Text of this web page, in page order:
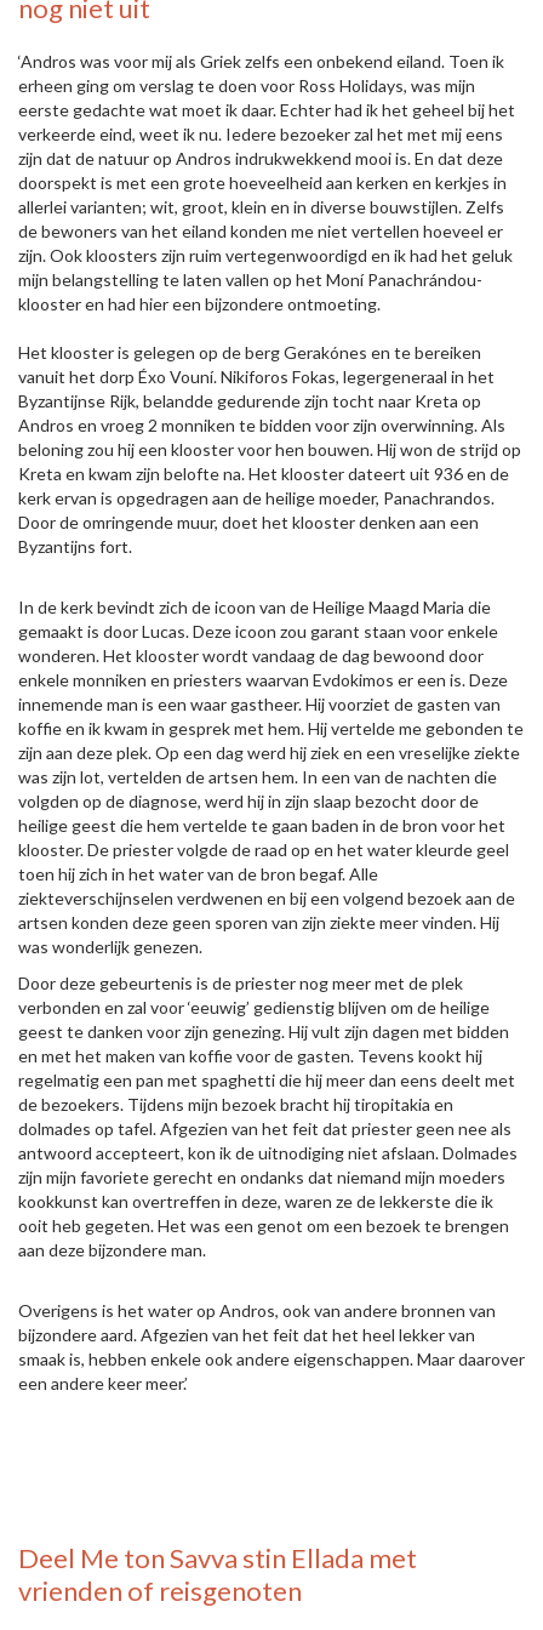
nog niet uit
‘Andros was voor mij als Griek zelfs een onbekend eiland. Toen ik
erheen ging om verslag te doen voor Ross Holidays, was mijn
eerste gedachte wat moet ik daar. Echter had ik het geheel bij het
verkeerde eind, weet ik nu. Iedere bezoeker zal het met mij eens
zijn dat de natuur op Andros indrukwekkend mooi is. En dat deze
doorspekt is met een grote hoeveelheid aan kerken en kerkjes in
allerlei varianten; wit, groot, klein en in diverse bouwstijlen. Zelfs
de bewoners van het eiland konden me niet vertellen hoeveel er
zijn. Ook kloosters zijn ruim vertegenwoordigd en ik had het geluk
mijn belangstelling te laten vallen op het Moní Panachrándou-
klooster en had hier een bijzondere ontmoeting.
Het klooster is gelegen op de berg Gerakónes en te bereiken
vanuit het dorp Éxo Vouní. Nikiforos Fokas, legergeneraal in het
Byzantijnse Rijk, belandde gedurende zijn tocht naar Kreta op
Andros en vroeg 2 monniken te bidden voor zijn overwinning. Als
beloning zou hij een klooster voor hen bouwen. Hij won de strijd op
Kreta en kwam zijn belofte na. Het klooster dateert uit 936 en de
kerk ervan is opgedragen aan de heilige moeder, Panachrandos.
Door de omringende muur, doet het klooster denken aan een
Byzantijns fort.
In de kerk bevindt zich de icoon van de Heilige Maagd Maria die
gemaakt is door Lucas. Deze icoon zou garant staan voor enkele
wonderen. Het klooster wordt vandaag de dag bewoond door
enkele monniken en priesters waarvan Evdokimos er een is. Deze
innemende man is een waar gastheer. Hij voorziet de gasten van
koffie en ik kwam in gesprek met hem. Hij vertelde me gebonden te
zijn aan deze plek. Op een dag werd hij ziek en een vreselijke ziekte
was zijn lot, vertelden de artsen hem. In een van de nachten die
volgden op de diagnose, werd hij in zijn slaap bezocht door de
heilige geest die hem vertelde te gaan baden in de bron voor het
klooster. De priester volgde de raad op en het water kleurde geel
toen hij zich in het water van de bron begaf. Alle
ziekteverschijnselen verdwenen en bij een volgend bezoek aan de
artsen konden deze geen sporen van zijn ziekte meer vinden. Hij
was wonderlijk genezen.
Door deze gebeurtenis is de priester nog meer met de plek
verbonden en zal voor ‘eeuwig’ gedienstig blijven om de heilige
geest te danken voor zijn genezing. Hij vult zijn dagen met bidden
en met het maken van koffie voor de gasten. Tevens kookt hij
regelmatig een pan met spaghetti die hij meer dan eens deelt met
de bezoekers. Tijdens mijn bezoek bracht hij tiropitakia en
dolmades op tafel. Afgezien van het feit dat priester geen nee als
antwoord accepteert, kon ik de uitnodiging niet afslaan. Dolmades
zijn mijn favoriete gerecht en ondanks dat niemand mijn moeders
kookkunst kan overtreffen in deze, waren ze de lekkerste die ik
ooit heb gegeten. Het was een genot om een bezoek te brengen
aan deze bijzondere man.
Overigens is het water op Andros, ook van andere bronnen van
bijzondere aard. Afgezien van het feit dat het heel lekker van
smaak is, hebben enkele ook andere eigenschappen. Maar daarover
een andere keer meer.’
Deel Me ton Savva stin Ellada met
vrienden of reisgenoten